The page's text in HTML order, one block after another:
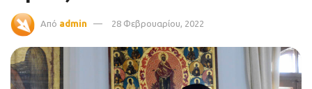
Από admin 28 Φεβρουαρίου, 2022